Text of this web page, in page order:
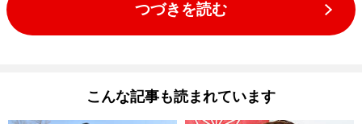
つづきを読む
こんな記事も読まれています